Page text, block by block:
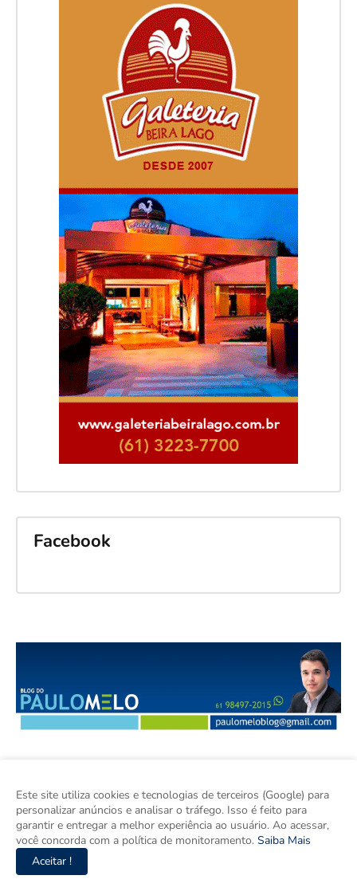
Facebook
O Blog do Paulo Melo produz jornalismo independente, ágil e
contextualizado sobre Brasília, Região Metropolitana, Goiás e
Este site utiliza cookies e tecnologias de terceiros (Google) para
personalizar anúncios e analisar o tráfego. Isso é feito para
garantir e entregar a melhor experiência ao usuário. Ao acessar,
você concorda com a política de monitoramento. Saiba Mais
Aceitar !